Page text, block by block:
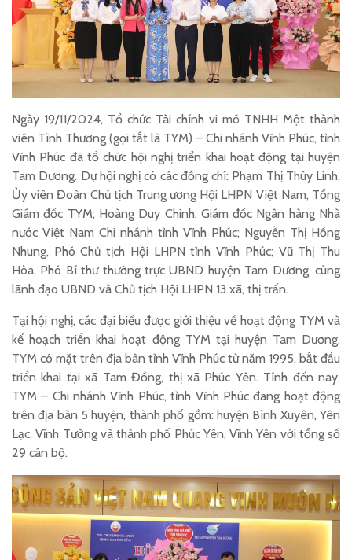
Ngày 19/11/2024, Tổ chức Tài chính vi mô TNHH Một thành
viên Tình Thương (gọi tắt là TYM) – Chi nhánh Vĩnh Phúc, tỉnh
Vĩnh Phúc đã tổ chức hội nghị triển khai hoạt động tại huyện
Tam Dương. Dự hội nghị có các đồng chí: Phạm Thị Thùy Linh,
Ủy viên Đoàn Chủ tịch Trung ương Hội LHPN Việt Nam, Tổng
Giám đốc TYM; Hoàng Duy Chinh, Giám đốc Ngân hàng Nhà
nước Việt Nam Chi nhánh tỉnh Vĩnh Phúc; Nguyễn Thị Hồng
Nhung, Phó Chủ tịch Hội LHPN tỉnh Vĩnh Phúc; Vũ Thị Thu
Hòa, Phó Bí thư thường trực UBND huyện Tam Dương, cùng
lãnh đạo UBND và Chủ tịch Hội LHPN 13 xã, thị trấn.
Tại hội nghị, các đại biểu được giới thiệu về hoạt động TYM và
kế hoạch triển khai hoạt động TYM tại huyện Tam Dương.
TYM có mặt trên địa bàn tỉnh Vĩnh Phúc từ năm 1995, bắt đầu
triển khai tại xã Tam Đồng, thị xã Phúc Yên. Tính đến nay,
TYM – Chi nhánh Vĩnh Phúc, tỉnh Vĩnh Phúc đang hoạt động
trên địa bàn 5 huyện, thành phố gồm: huyện Bình Xuyên, Yên
Lạc, Vĩnh Tường và thành phố Phúc Yên, Vĩnh Yên với tổng số
29 cán bộ.